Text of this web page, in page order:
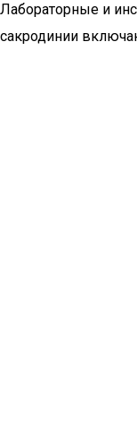
Лабораторные и
сакродинии